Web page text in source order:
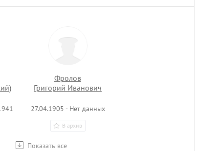
Показать все
Фролов
Григорий Иванович
27.04.1905 - Нет данных
В архив